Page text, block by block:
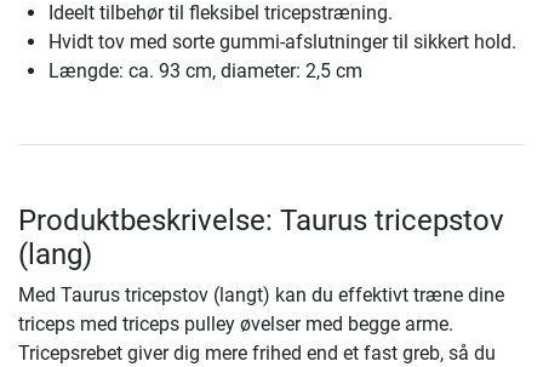
Ideelt tilbehør til fleksibel tricepstræning.
Hvidt tov med sorte gummi-afslutninger til sikkert hold.
Længde: ca. 93 cm, diameter: 2,5 cm
Produktbeskrivelse: Taurus tricepstov
(lang)
Med Taurus tricepstov (langt) kan du effektivt træne dine
triceps med triceps pulley øvelser med begge arme.
Tricepsrebet giver dig mere frihed end et fast greb, så du